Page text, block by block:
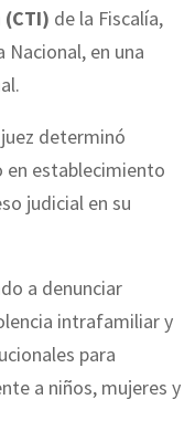
de la Fiscalía,
Nacional, en una
determinó
en establecimiento
judicial en su
a denunciar
intrafamiliar y
para
a niños, mujeres y